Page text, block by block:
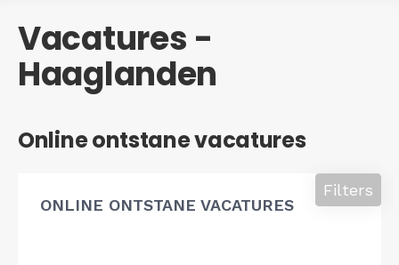
Vacatures -
Haaglanden
Online ontstane vacatures
ONLINE ONTSTANE VACATURES
Filters